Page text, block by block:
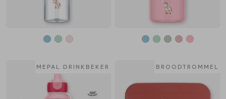
MEPAL DRINKBEKER BROODTROMMEL